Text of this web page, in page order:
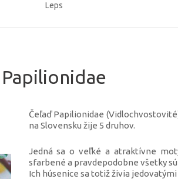
Leps
Papilionidae
Čeľaď Papilionidae
na Slovensku žije 5 druhov.
Jedná sa o veľké a atraktívne
sfarbené a pravdepodobne všetky
Ich húsenice sa totiž živia